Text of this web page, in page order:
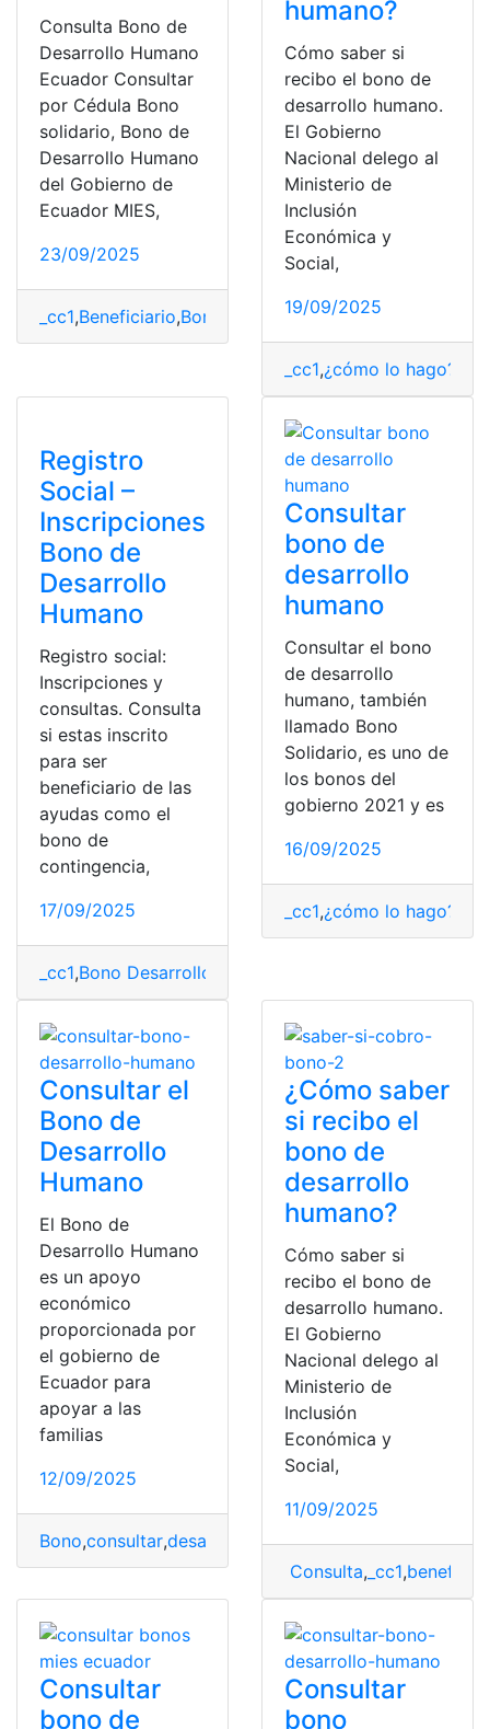
Consulta Bono de
Desarrollo Humano
Ecuador Consultar
por Cédula Bono
solidario, Bono de
Desarrollo Humano
del Gobierno de
Ecuador MIES,
23/09/2025
_cc1,Beneficiario,Bono Desarrollo Humano
humano?
Cómo saber si
recibo el bono de
desarrollo humano.
El Gobierno
Nacional delego al
Ministerio de
Inclusión
Económica y
Social,
19/09/2025
_cc1,¿cómo lo hago?
Registro
Social –
Inscripciones
Bono de
Desarrollo
Humano
Registro social:
Inscripciones y
consultas. Consulta
si estas inscrito
para ser
beneficiario de las
ayudas como el
bono de
contingencia,
17/09/2025
_cc1,Bono Desarrollo Humano
Consultar
bono de
desarrollo
humano
Consultar el bono
de desarrollo
humano, también
llamado Bono
Solidario, es uno de
los bonos del
gobierno 2021 y es
16/09/2025
_cc1,¿cómo lo hago?
Consultar el
Bono de
Desarrollo
Humano
El Bono de
Desarrollo Humano
es un apoyo
económico
proporcionada por
el gobierno de
Ecuador para
apoyar a las
familias
12/09/2025
Bono,consultar,desarrollo Ecuador,Humano
¿Cómo saber
si recibo el
bono de
desarrollo
humano?
Cómo saber si
recibo el bono de
desarrollo humano.
El Gobierno
Nacional delego al
Ministerio de
Inclusión
Económica y
Social,
11/09/2025
Consulta, _cc1,
Consultar
bono de
Consultar
bono